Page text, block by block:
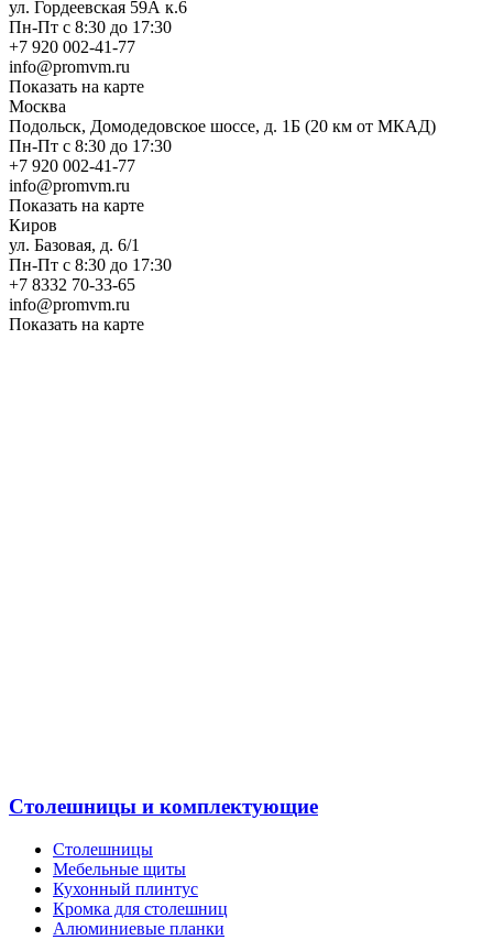
ул. Гордеевская 59А к.6
Пн-Пт с 8:30 до 17:30
+7 920 002-41-77
info@promvm.ru
Показать на карте
Москва
Подольск, Домодедовское шоссе, д. 1Б (20 км от МКАД)
Пн-Пт с 8:30 до 17:30
+7 920 002-41-77
info@promvm.ru
Показать на карте
Киров
ул. Базовая, д. 6/1
Пн-Пт с 8:30 до 17:30
+7 8332 70-33-65
info@promvm.ru
Показать на карте
Столешницы и комплектующие
Столешницы
Мебельные щиты
Кухонный плинтус
Кромка для столешниц
Алюминиевые планки